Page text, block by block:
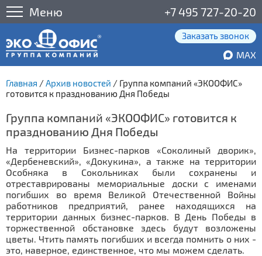
Меню +7 495 727-20-20
Заказать звонок
MAX
Главная /Архив новостей / Группа компаний «ЭКООФИС»
готовится к празднованию Дня Победы
Группа компаний «ЭКООФИС» готовится к
празднованию Дня Победы
На территории Бизнес-парков «Соколиный дворик»,
«Дербеневский», «Докукина», а также на территории
Особняка в Сокольниках были сохранены и
отреставрированы мемориальные доски с именами
погибших во время Великой Отечественной Войны
работников предприятий, ранее находящихся на
территории данных бизнес-парков. В День Победы в
торжественной обстановке здесь будут возложены
цветы. Чтить память погибших и всегда помнить о них -
это, наверное, единственное, что мы можем сделать.